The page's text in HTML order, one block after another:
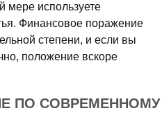
мере используете
Финансовое поражение
степени, и если вы
положение вскоре
ПО СОВРЕМЕННОМУ